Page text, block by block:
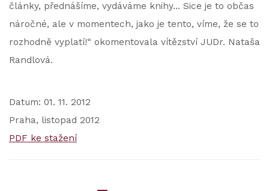
články, přednášíme, vydáváme knihy… Sice je to občas
náročné, ale v momentech, jako je tento, víme, že se to
rozhodně vyplatí!“ okomentovala vítězství JUDr. Nataša
Randlová.
Datum: 01. 11. 2012
Praha, listopad 2012
PDF ke stažení